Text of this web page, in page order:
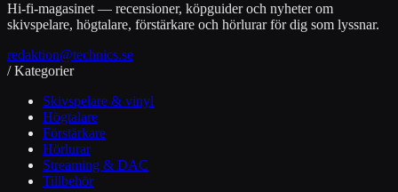
Hi-fi-magasinet — recensioner, köpguider och nyheter om
skivspelare, högtalare, förstärkare och hörlurar för dig som lyssnar.
redaktion@technics.se
/ Kategorier
Skivspelare & vinyl
Högtalare
Förstärkare
Hörlurar
Streaming & DAC
Tillbehör